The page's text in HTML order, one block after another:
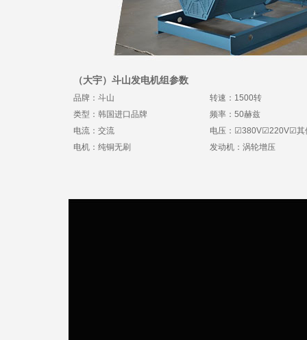
（大宇）斗山发电机组参数
品牌：斗山
转速：1500转
类型：韩国进口品牌
频率：50赫兹
电流：交流
电压： ☑380V☑220V☑其
电机：纯铜无刷
发动机：涡轮增压